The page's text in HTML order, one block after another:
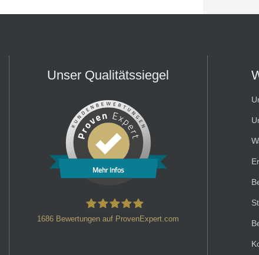
Unser Qualitätssiegel
Mehr Infos
1686 Bewertungen auf ProvenExpert.com